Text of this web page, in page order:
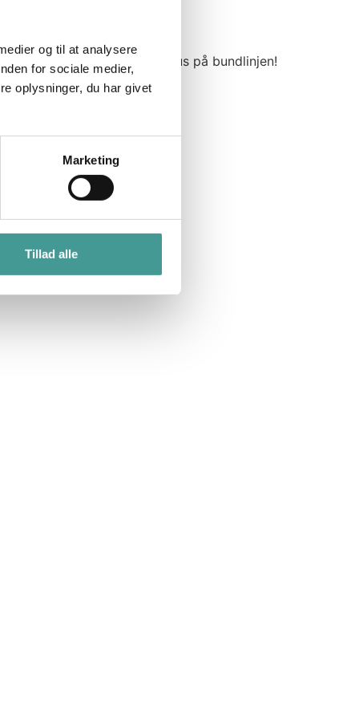
og til at analysere
for sociale medier,
oplysninger, du har givet
Marketing
Tillad alle
motivation – og giver bonus på bundlinjen!